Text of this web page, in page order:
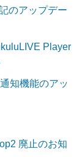
のアップデー
Player
知機能のアッ
廃止のお知